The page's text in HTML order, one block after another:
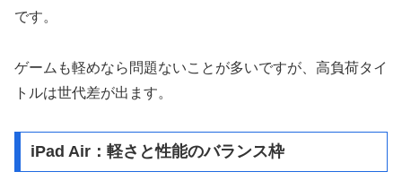
です。
ゲームも軽めなら問題ないことが多いですが、高負荷タイ
トルは世代差が出ます。
iPad Air：軽さと性能のバランス枠